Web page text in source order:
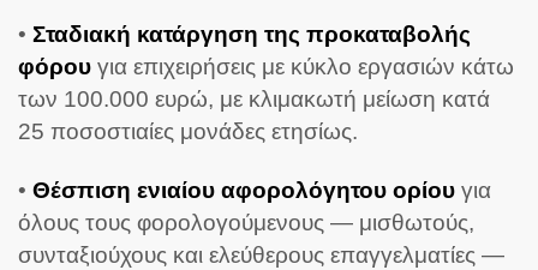
• Σταδιακή κατάργηση της προκαταβολής
φόρου για επιχειρήσεις με κύκλο εργασιών κάτω
των 100.000 ευρώ, με κλιμακωτή μείωση κατά
25 ποσοστιαίες μονάδες ετησίως.
• Θέσπιση ενιαίου αφορολόγητου ορίου για
όλους τους φορολογούμενους — μισθωτούς,
συνταξιούχους και ελεύθερους επαγγελματίες —